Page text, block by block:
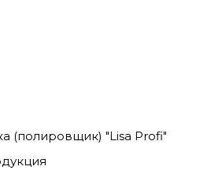
(полировщик) "Lisa Profi"